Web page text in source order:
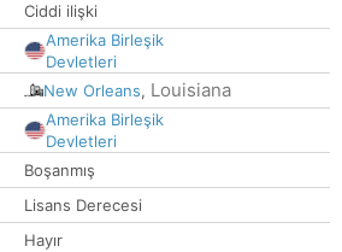
Ciddi ilişki
Amerika Birleşik
Devletleri
New Orleans, Louisiana
Amerika Birleşik
Devletleri
Boşanmış
Lisans Derecesi
Hayır